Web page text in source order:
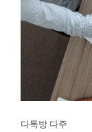
다톡방 다주